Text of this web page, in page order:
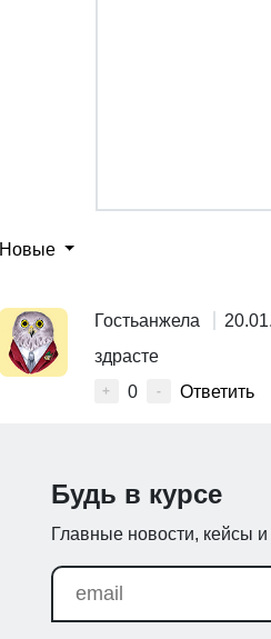
Новые
Гостьанжела
здрасте
+ 0 - Ответить
Будь в курсе
Главные новости, кейсы и